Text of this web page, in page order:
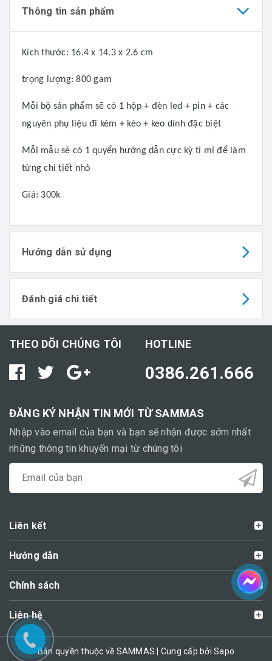
Thông tin sản phẩm
Kích thước: 16.4 x 14.3 x 2.6 cm
trọng lượng: 800 gam
Mỗi bộ sản phẩm sẽ có 1 hộp + đèn led + pin + các
nguyên phụ liệu đi kèm + kéo + keo dính đặc biệt
Mỗi mẫu sẽ có 1 quyển hướng dẫn cực kỳ tỉ mỉ để làm
từng chi tiết nhỏ
Giá: 300k
Hướng dẫn sử dụng
Đánh giá chi tiết
THEO DÕI CHÚNG TÔI HOTLINE
0386.261.666
ĐĂNG KÝ NHẬN TIN MỚI TỪ SAMMAS
Nhập vào email của bạn và bạn sẽ nhận được sớm nhất
những thông tin khuyến mại từ chúng tôi
Liên kết
Hướng dẫn
Chính sách
Liên hệ
Bản quyền thuộc về SAMMAS | Cung cấp bởi Sapo